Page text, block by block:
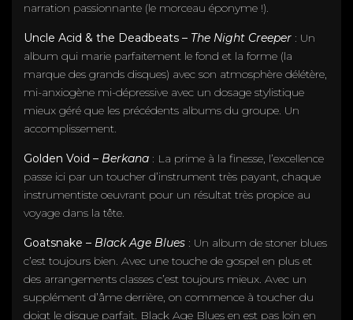
narration passionnante (le morceau éponyme !).
Uncle Acid & the Deadbeats – The Night Creeper : Un
album qui marie parfaitement le fond et la forme (la
marque des grands disques) avec son atmosphère délétère,
mi-anxiogène mi-dépressive avec un dosage stylistique
mieux géré que les précédents albums du groupe. Un
accomplissement.
Golden Void – Berkana : La prime à la finesse, l’excellence
passe ici par un toucher d’instrument très payant, chaque
instrumentiste oeuvrant pour un résultat très propice au
voyage dans la tête.
Goatsnake – Black Age Blues : Un album de stoner blues
c’est toujours bien. Avec une touche de gospel en plus et
des arrangements classes c’est toujours mieux. Avec un
supplément d’âme derrière, on commence à toucher du
doigt le disque parfait. Black Age Blues en est pas loin en